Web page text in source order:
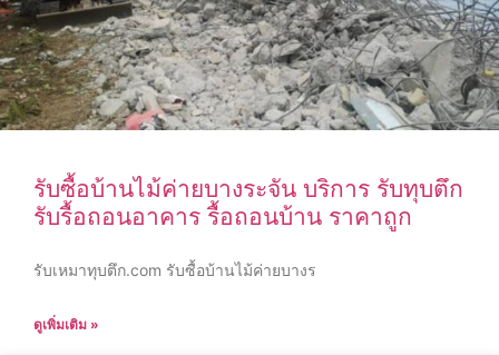
รับซื้อบ้านไม้ค่ายบางระจัน บริการ รับทุบตึก
รับรื้อถอนอาคาร รื้อถอนบ้าน ราคาถูก
รับเหมาทุบตึก.com รับซื้อบ้านไม้ค่ายบางร
ดูเพิ่มเติม »